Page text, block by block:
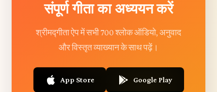
संपूर्ण गीता का अध्ययन करें
श्रीमद्गीता ऐप में सभी 700 श्लोक ऑडियो, अनुवाद
और विस्तृत व्याख्यान के साथ पढ़ें।
App Store Google Play